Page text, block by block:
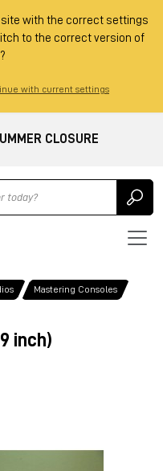
with the correct settings
to the correct version of
with current settings
CLOSURE
Mastering Consoles
inch)